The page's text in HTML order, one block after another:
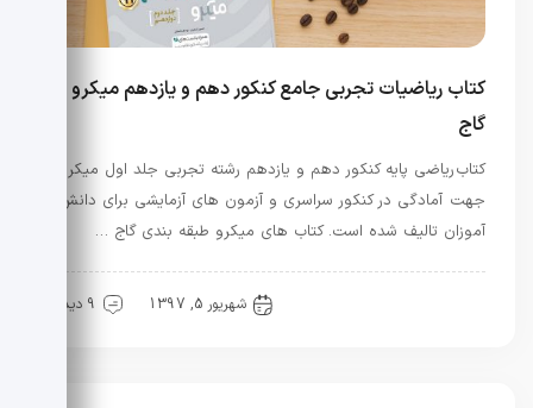
کتاب ریاضیات تجربی جامع کنکور دهم و یازدهم میکرو
گاج
کتاب ریاضی پایه کنکور دهم و یازدهم رشته تجربی جلد اول میکرو
جهت آمادگی در کنکور سراسری و آزمون های آزمایشی برای دانش
آموزان تالیف شده است. کتاب های میکرو طبقه بندی گاج …
شهریور 5, 1397 9 دیدگاه